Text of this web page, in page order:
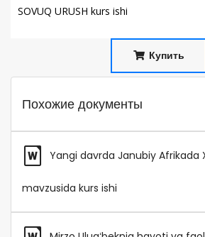
SOVUQ URUSH kurs ishi
Купить
Похожие документы
Yangi davrda Janubiy Afrikada
mavzusida kurs ishi